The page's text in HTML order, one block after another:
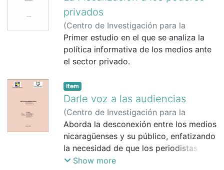
fenómeno del Managuacentrismo en los
Medios de Comunicación en Nicaragua.
privados
(Centro de Investigación para la
Comunicación (CINCO), 15/6/2010)
Primer estudio en el que se analiza la
política informativa de los medios ante
el sector privado.
Item
Darle voz a las audiencias
(Centro de Investigación para la
Comunicación (CINCO) ,1/9/2009)
Aborda la desconexión entre los medios
nicaragüenses y su público, enfatizando
la necesidad de que los periodistas
conozcan a su audiencia para generar
Show more